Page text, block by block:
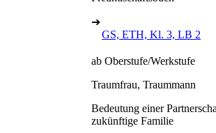
➔
GS, ETH, Kl. 3, LB 2
ab Oberstufe/Werkstufe
Traumfrau, Traummann
Bedeutung einer
zukünftige Familie